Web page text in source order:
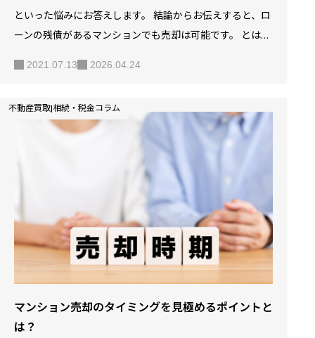
といった悩みにお答えします。 結論からお伝えすると、ロ
ーンの残債があるマンションでも売却は可能です。 とはい
ょうか？ そこで今回は、ローン残債があるマンションの売
却について解説していきます。 本記事を読むことで、ロー
ン残債があるマンションの売却方法や少しでも高く売却す
るための方法を知ることができます。 ローンの残債がある
マンションの売却を検討の方は、是非参考にしてみてくだ
さい。 【5分でわかる】マンション売却の流れと費用 SOLI
D HOU…
2021.07.13 2026.04.24
不動産買取|相続・税金コラム
マンション売却のタイミングを見極めるポイントと
は？